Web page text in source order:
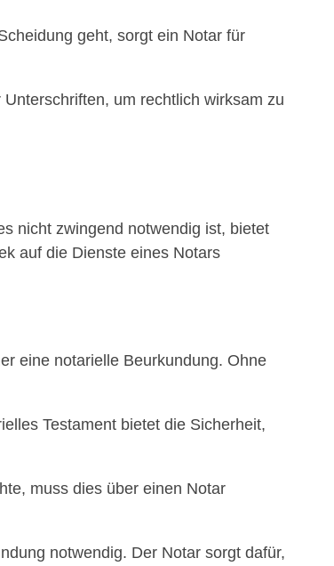
geht, sorgt ein Notar für
um rechtlich wirksam zu
nicht zwingend notwendig ist, bietet
auf die Dienste eines Notars
eine notarielle Beurkundung. Ohne
Testament bietet die Sicherheit,
muss dies über einen Notar
notwendig. Der Notar sorgt dafür,